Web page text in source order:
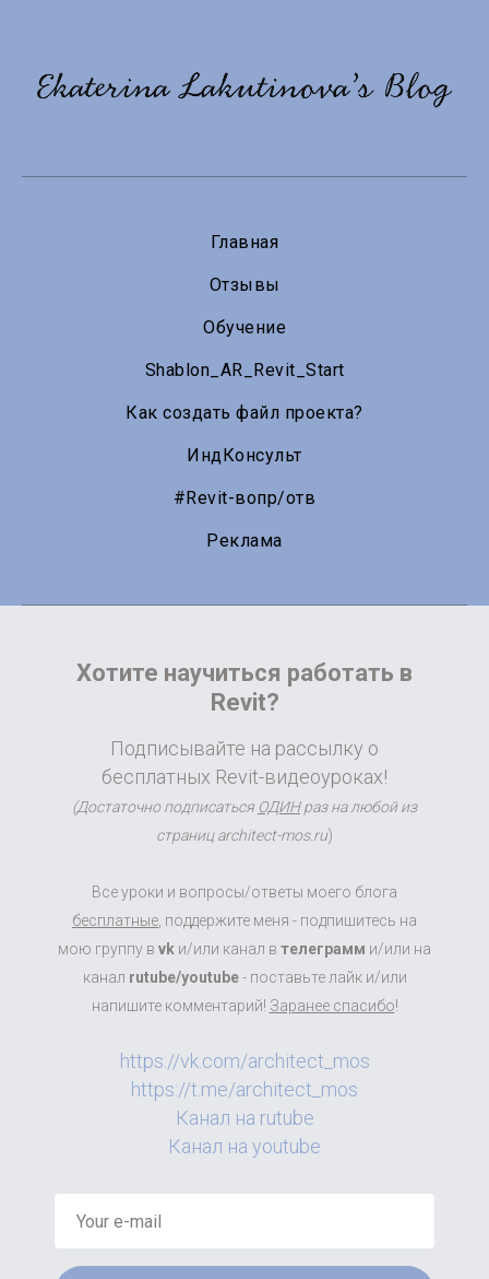
Главная
Отзывы
Обучение
Shablon_АR_Revit_Start
Как создать файл проекта?
ИндКонсульт
#Revit-вопр/отв
Реклама
Хотите научиться работать в
Revit?
Подписывайте на рассылку о
бесплатных Revit-видеоуроках!
(Достаточно подписаться ОДИНраз на любой из
страниц architect-mos.ru)
Все уроки и вопросы/ответы моего блога
бесплатные , поддержите меня - подпишитесь на
мою группу в vk и/или канал в телеграмм и/или на
канал rutube/youtube- поставьте лайк и/или
напишите комментарий! Заранее спасибо!
https://vk.com/architect_mos
https://t.me/architect_mos
Канал на rutube
Канал на youtube